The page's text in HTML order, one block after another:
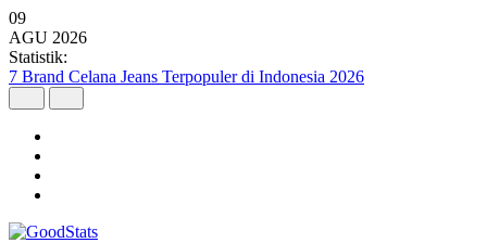
09
AGU 2026
Statistik:
7 Brand Celana Jeans Terpopuler di Indonesia 2026